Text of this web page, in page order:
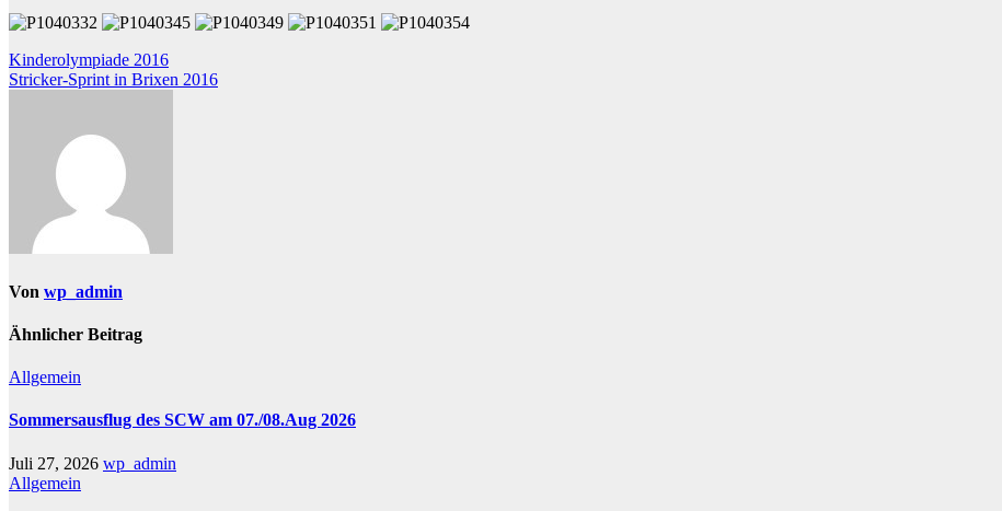
Beitragsnavigation
Kinderolympiade 2016
Stricker-Sprint in Brixen 2016
Von wp_admin
Ähnlicher Beitrag
Allgemein
Sommersausflug des SCW am 07./08.Aug 2026
Juli 27, 2026 wp_admin
Allgemein